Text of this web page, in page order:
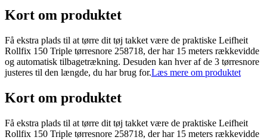
Kort om produktet
Få ekstra plads til at tørre dit tøj takket være de praktiske Leifheit
Rollfix 150 Triple tørresnore 258718, der har 15 meters rækkevidde
og automatisk tilbagetrækning. Desuden kan hver af de 3 tørresnore
justeres til den længde, du har brug for.Læs mere om produktet
Kort om produktet
Få ekstra plads til at tørre dit tøj takket være de praktiske Leifheit
Rollfix 150 Triple tørresnore 258718, der har 15 meters rækkevidde